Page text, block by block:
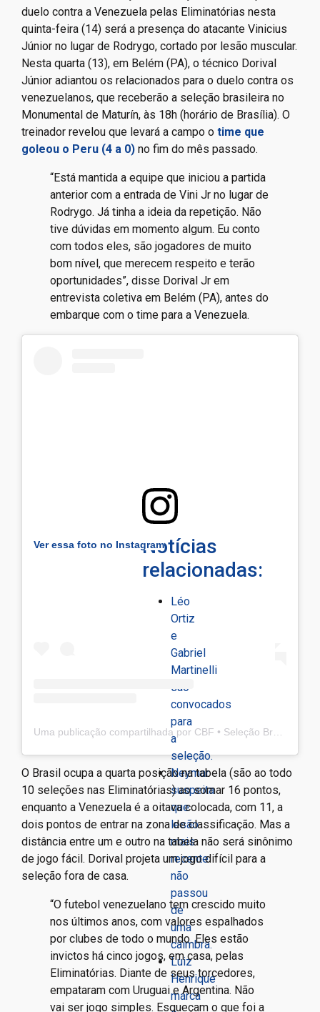
duelo contra a Venezuela pelas Eliminatórias nesta
quinta-feira (14) será a presença do atacante Vinicius
Júnior no lugar de Rodrygo, cortado por lesão muscular.
Nesta quarta (13), em Belém (PA), o técnico Dorival
Júnior adiantou os relacionados para o duelo contra os
venezuelanos, que receberão a seleção brasileira no
Monumental de Maturín, às 18h (horário de Brasília). O
treinador revelou que levará a campo o time que
goleou o Peru (4 a 0) no fim do mês passado.
“Está mantida a equipe que iniciou a partida
anterior com a entrada de Vini Jr no lugar de
Rodrygo. Já tinha a ideia da repetição. Não
tive dúvidas em momento algum. Eu conto
com todos eles, são jogadores de muito
bom nível, que merecem respeito e terão
oportunidades”, disse Dorival Jr em
entrevista coletiva em Belém (PA), antes do
embarque com o time para a Venezuela.
Notícias
relacionadas:
Léo
Ortiz
e
Gabriel
Martinelli
são
convocados
para
a
seleção.
Neymar
suspeita
que
lesão
mais
recente
não
passou
de
uma
câimbra.
Luiz
Henrique
marca
Ver essa foto no Instagram
O Brasil ocupa a quarta posição na tabela (são ao todo
10 seleções nas Eliminatórias) ao somar 16 pontos,
enquanto a Venezuela é a oitava colocada, com 11, a
dois pontos de entrar na zona de classificação. Mas a
distância entre um e outro na tabela não será sinônimo
de jogo fácil. Dorival projeta um jogo difícil para a
seleção fora de casa.
“O futebol venezuelano tem crescido muito
nos últimos anos, com valores espalhados
por clubes de todo o mundo. Eles estão
invictos há cinco jogos, em casa, pelas
Eliminatórias. Diante de seus torcedores,
empataram com Uruguai e Argentina. Não
vai ser jogo simples. Esqueçam o que foi a